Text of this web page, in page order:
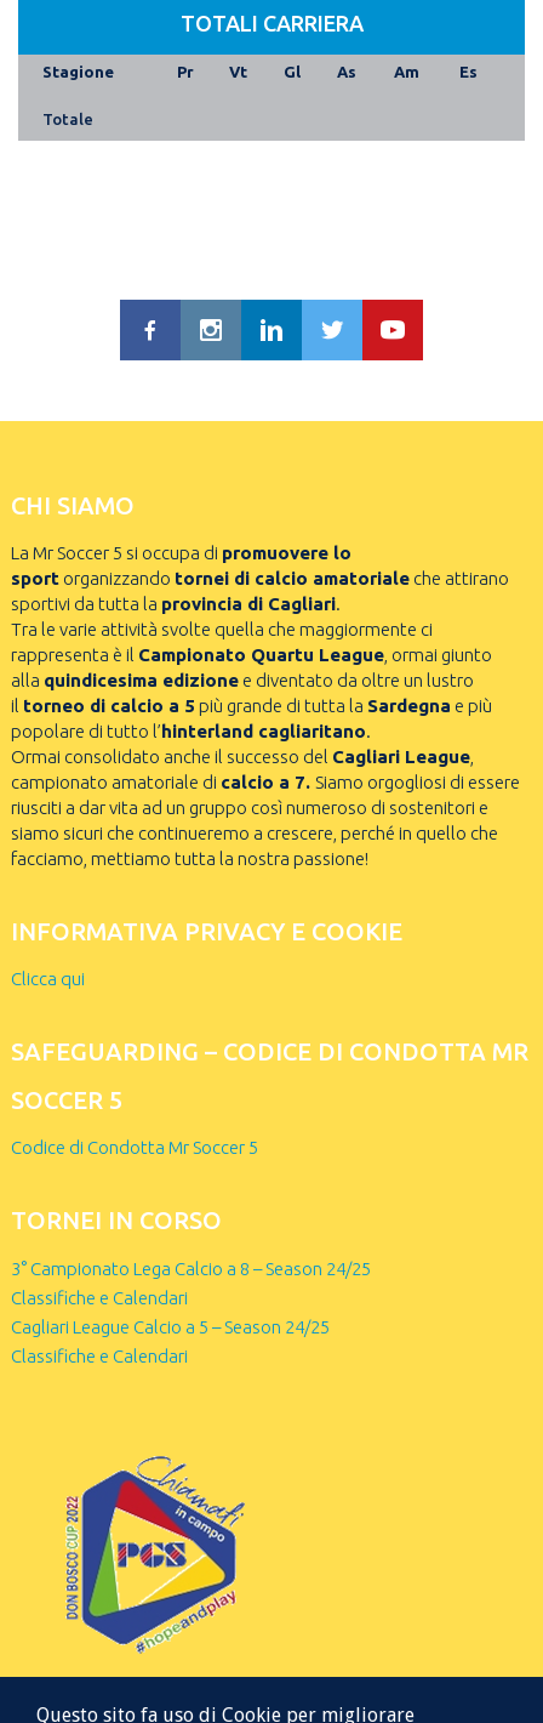
TOTALI CARRIERA
Stagione Pr Vt Gl As Am Es
Totale
CHI SIAMO
La Mr Soccer 5 si occupa di promuovere lo
sportorganizzando tornei di calcio amatorialeche attirano
sportivi da tutta la provincia di Cagliari.
Tra le varie attività svolte quella che maggiormente ci
rappresenta è il Campionato Quartu League, ormai giunto
alla quindicesima edizionee diventato da oltre un lustro
il torneo di calcio a 5 più grande di tutta la Sardegna e più
popolare di tutto l’hinterland cagliaritano.
Ormai consolidato anche il successo del Cagliari League,
campionato amatoriale di calcio a 7. Siamo orgogliosi di essere
riusciti a dar vita ad un gruppo così numeroso di sostenitori e
siamo sicuri che continueremo a crescere, perché in quello che
facciamo, mettiamo tutta la nostra passione!
INFORMATIVA PRIVACY E COOKIE
Clicca qui
SAFEGUARDING – CODICE DI CONDOTTA MR
SOCCER 5
Codice di Condotta Mr Soccer 5
TORNEI IN CORSO
3° Campionato Lega Calcio a 8 – Season 24/25
Classifiche e Calendari
Cagliari League Calcio a 5 – Season 24/25
Classifiche e Calendari
Questo sito fa uso di Cookie per migliorare